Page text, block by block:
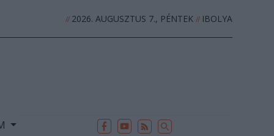
//2026. AUGUSZTUS 7., PÉNTEK //IBOLYA
ARCHÍVUM